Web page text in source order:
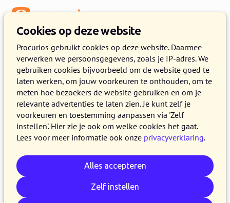
Cookies op deze website
Procurios gebruikt cookies op deze website. Daarmee
verwerken we persoonsgegevens, zoals je IP-adres. We
gebruiken cookies bijvoorbeeld om de website goed te
laten werken, om jouw voorkeuren te onthouden, om te
meten hoe bezoekers de website gebruiken en om je
relevante advertenties te laten zien. Je kunt zelf je
voorkeuren en toestemming aanpassen via 'Zelf
instellen'. Hier zie je ook om welke cookies het gaat.
Lees voor meer informatie ook onze privacyverklaring.
Alles accepteren
Zelf instellen
Release 2024.02
6 FEBRUARI 2024 2 MINUTEN LEZEN
Op 6 februari 2024 maken alle klanten op de
productieversie van het Procurios Platform
gebruik van release 2024.02. In dit blog lees je
wat er nieuw is en wat is verbeterd. Kijk voor
meer informatie over de verschillende versies
van het platform op derelease pagina.
E-mail